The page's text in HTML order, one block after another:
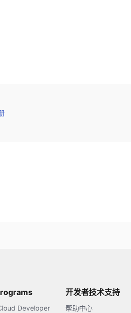
Developer
开发者技术支持
帮助中心